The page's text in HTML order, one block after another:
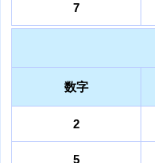
7
数字
2
5